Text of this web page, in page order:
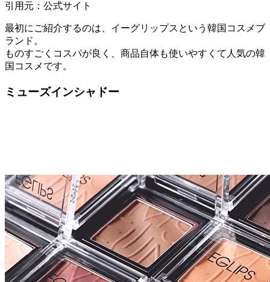
引用元：公式サイト
最初にご紹介するのは、イーグリップスという韓国コスメブ
ランド。
ものすごくコスパが良く、商品自体も使いやすくて人気の韓
国コスメです。
ミューズインシャドー